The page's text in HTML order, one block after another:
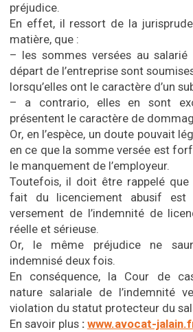
préjudice.
En effet, il ressort de la
matière, que :
– les sommes versées au salarié
départ de l’entreprise sont
lorsqu’elles ont le caractère d’un
– a contrario, elles en sont
présentent le caractère de
Or, en l’espèce, un doute pouvait
en ce que la somme versée est
le manquement de l’employeur.
Toutefois, il doit être rappelé
fait du licenciement abusif est
versement de l’indemnité de
réelle et sérieuse.
Or, le même préjudice ne
indemnisé deux fois.
En conséquence, la Cour de
nature salariale de l’indemnité
violation du statut protecteur du
En savoir plus : www.avocat-